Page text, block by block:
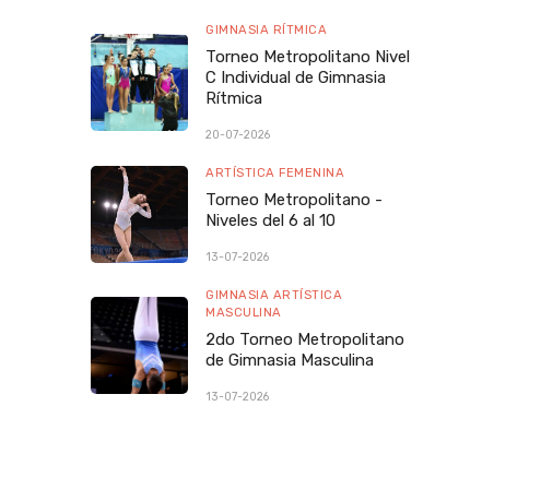
GIMNASIA RÍTMICA
Torneo Metropolitano Nivel
C Individual de Gimnasia
Rítmica
20-07-2026
ARTÍSTICA FEMENINA
Torneo Metropolitano -
Niveles del 6 al 10
13-07-2026
GIMNASIA ARTÍSTICA
MASCULINA
2do Torneo Metropolitano
de Gimnasia Masculina
13-07-2026